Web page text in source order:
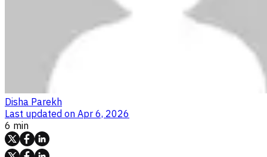
Disha Parekh
Last updated on Apr 6, 2026
6 min